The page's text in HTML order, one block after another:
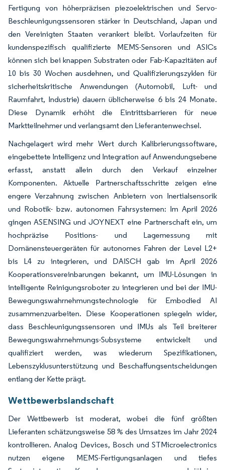
Fertigung von höherpräzisen piezoelektrischen und Servo-
Beschleunigungssensoren stärker in Deutschland, Japan und
den Vereinigten Staaten verankert bleibt. Vorlaufzeiten für
kundenspezifisch qualifizierte MEMS-Sensoren und ASICs
können sich bei knappen Substraten oder Fab-Kapazitäten auf
10 bis 30 Wochen ausdehnen, und Qualifizierungszyklen für
sicherheitskritische Anwendungen (Automobil, Luft- und
Raumfahrt, Industrie) dauern üblicherweise 6 bis 24 Monate.
Diese Dynamik erhöht die Eintrittsbarrieren für neue
Marktteilnehmer und verlangsamt den Lieferantenwechsel.
Nachgelagert wird mehr Wert durch Kalibrierungssoftware,
eingebettete Intelligenz und Integration auf Anwendungsebene
erfasst, anstatt allein durch den Verkauf einzelner
Komponenten. Aktuelle Partnerschaftsschritte zeigen eine
engere Verzahnung zwischen Anbietern von Inertialsensorik
und Robotik- bzw. autonomen Fahrsystemen: Im April 2026
gingen ASENSING und JOYNEXT eine Partnerschaft ein, um
hochpräzise Positions- und Lagemessung mit
Domänensteuergeräten für autonomes Fahren der Level L2+
bis L4 zu integrieren, und DAISCH gab im April 2026
Kooperationsvereinbarungen bekannt, um IMU-Lösungen in
intelligente Reinigungsroboter zu integrieren und bei der IMU-
Bewegungswahrnehmungstechnologie für Embodied AI
zusammenzuarbeiten. Diese Kooperationen spiegeln wider,
dass Beschleunigungssensoren und IMUs als Teil breiterer
Bewegungswahrnehmungs-Subsysteme entwickelt und
qualifiziert werden, was wiederum Spezifikationen,
Lebenszyklusunterstützung und Beschaffungsentscheidungen
entlang der Kette prägt.
Wettbewerbslandschaft
Der Wettbewerb ist moderat, wobei die fünf größten
Lieferanten schätzungsweise 58 % des Umsatzes im Jahr 2024
kontrollieren. Analog Devices, Bosch und STMicroelectronics
nutzen eigene MEMS-Fertigungsanlagen und tiefes